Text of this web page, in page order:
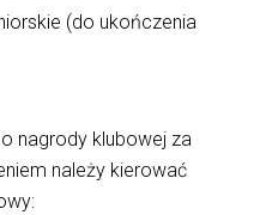
(do ukończenia
nagrody klubowej za
należy kierować